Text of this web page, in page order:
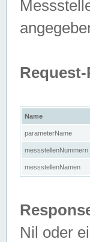
Name
parameterName
messstellenNummern
messstellenNamen
Nil oder